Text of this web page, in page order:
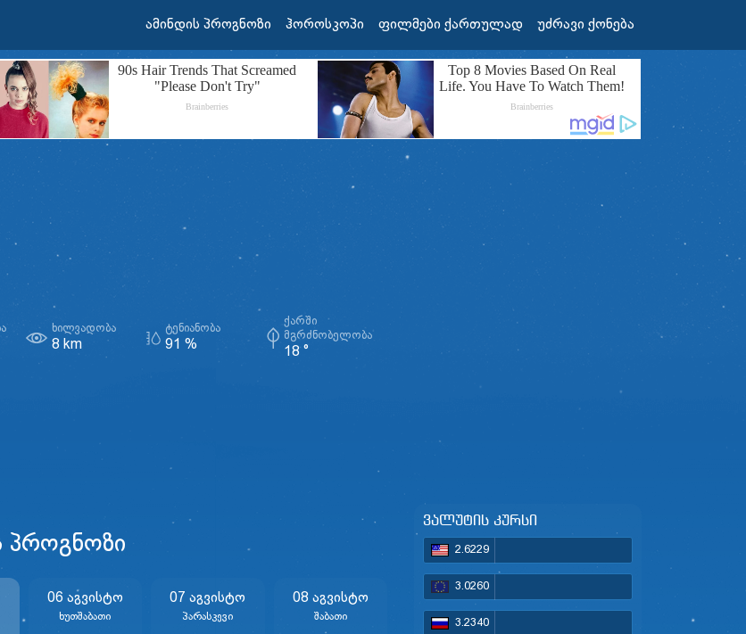
ამინდის პროგნოზი ჰოროსკოპი ფილმები ქართულად უძრავი ქონება
ᲮᲘᲚᲕᲐᲓᲝᲑᲐ
8 km
ᲢᲔᲜᲘᲐᲜᲝᲑᲐ
91 %
ᲥᲐᲠᲨᲘ
ᲛᲒᲠᲫᲜᲝᲑᲔᲚᲝᲑᲐ
18 °
პროგნოზი
06 Აგვისტო
Ხუთშაბათი
07 Აგვისტო
Პარასკევი
08 Აგვისტო
Შაბათი
ვალუტის კურსი
2.6229
3.0260
3.2340